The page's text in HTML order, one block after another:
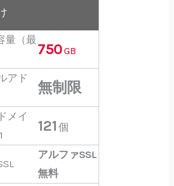
量（最
750GB
アド
無制限
メイ
121 個
アルファSSL
無料